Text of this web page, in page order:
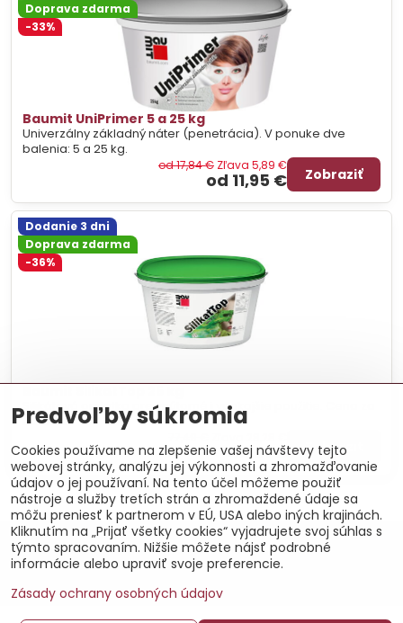
Baumit UniPrimer 5 a 25 kg
Doprava zdarma
-33%
Univerzálny základný náter (penetrácia). V ponuke dve
balenia: 5 a 25 kg.
od 11,95 €
od 17,84 € Zľava 5,89 €
Zobraziť
Dodanie 3 dni
Doprava zdarma
-36%
Silikátová omietka pre vnútorné i vonkajšie použitie. Cena za
balenie.
49,21 € Zobraziť
©2026Copyright
Predvoľby súkromiaZásady ochrany osobných údajov
Predvoľby súkromia
Cookies používame na zlepšenie vašej návštevy tejto
webovej stránky, analýzu jej výkonnosti a zhromažďovanie
údajov o jej používaní. Na tento účel môžeme použiť
nástroje a služby tretích strán a zhromaždené údaje sa
môžu preniesť k partnerom v EÚ, USA alebo iných krajinách.
Kliknutím na „Prijať všetky cookies“ vyjadrujete svoj súhlas s
týmto spracovaním. Nižšie môžete nájsť podrobné
informácie alebo upraviť svoje preferencie.
Zásady ochrany osobných údajov